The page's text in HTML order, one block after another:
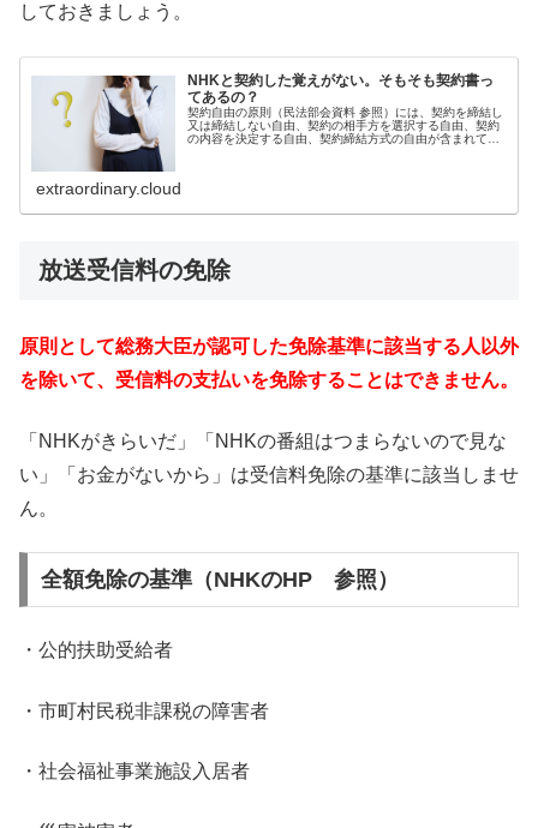
しておきましょう。
NHKと契約した覚えがない。そもそも契約書っ
てあるの？
契約自由の原則（民法部会資料 参照）には、契約を締結し
又は締結しない自由、契約の相手方を選択する自由、契約
の内容を決定する自由、契約締結方式の自由が含まれてい
extraordinary.cloud
放送受信料の免除
原則として総務大臣が認可した免除基準に該当する人以外
を除いて、受信料の支払いを免除することはできません。
「NHKがきらいだ」「NHKの番組はつまらないので見な
い」「お金がないから」は受信料免除の基準に該当しませ
ん。
全額免除の基準（NHKのHP 参照）
・公的扶助受給者
・市町村民税非課税の障害者
・社会福祉事業施設入居者